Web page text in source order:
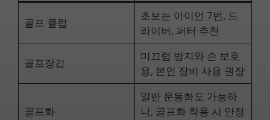
골프 클럽
초보는 아이언 7번, 드
라이버, 퍼터 추천
골프장갑
미끄럼 방지와 손 보호
용, 본인 장비 사용 권장
골프화
일반 운동화도 가능하
나, 골프화 착용 시 안정